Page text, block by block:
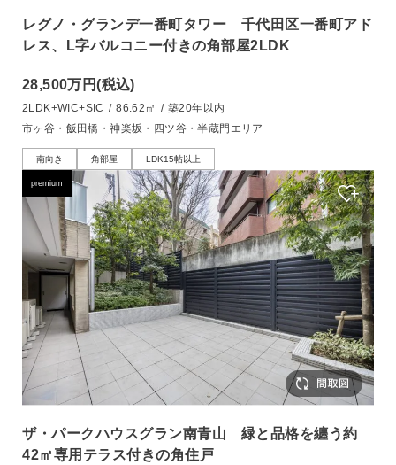
レグノ・グランデ一番町タワー 千代田区一番町アド
レス、L字バルコニー付きの角部屋2LDK
28,500万円(税込)
2LDK+WIC+SIC / 86.62㎡ / 築20年以内
市ヶ谷・飯田橋・神楽坂・四ツ谷・半蔵門エリア
南向き 角部屋 LDK15帖以上
premium
ザ・パークハウスグラン南青山 緑と品格を纏う約
42㎡専用テラス付きの角住戸